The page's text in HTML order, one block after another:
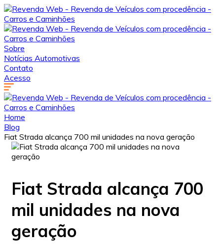
Sobre
Notícias Automotivas
Contato
Acesso
Home
Blog
Fiat Strada alcança 700 mil unidades na nova geração
Fiat Strada alcança 700
mil unidades na nova
geração